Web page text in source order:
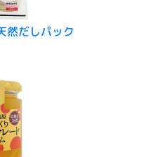
然だしパック